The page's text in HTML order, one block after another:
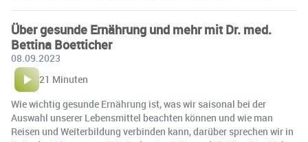
Über gesunde Ernährung und mehr mit Dr. med.
Bettina Boetticher
08.09.2023
21 Minuten
Wie wichtig gesunde Ernährung ist, was wir saisonal bei der
Auswahl unserer Lebensmittel beachten können und wie man
Reisen und Weiterbildung verbinden kann, darüber sprechen wir in